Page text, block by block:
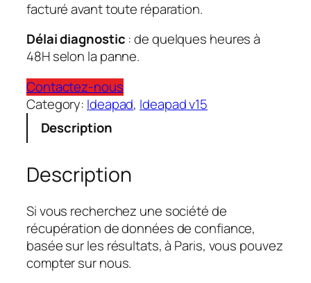
facturé avant toute réparation.
Délai diagnostic : de quelques heures à
48H selon la panne.
Contactez-nous
Category: Ideapad, Ideapad v15
Description
Description
Si vous recherchez une société de
récupération de données de confiance,
basée sur les résultats, à Paris, vous pouvez
compter sur nous.